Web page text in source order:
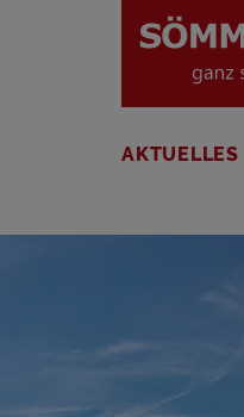
AKTUELLES